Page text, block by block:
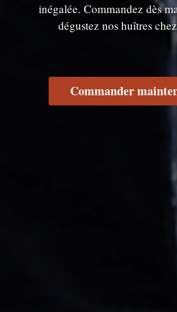
inégalée. Commandez dès
dégustez nos huîtres
Commander